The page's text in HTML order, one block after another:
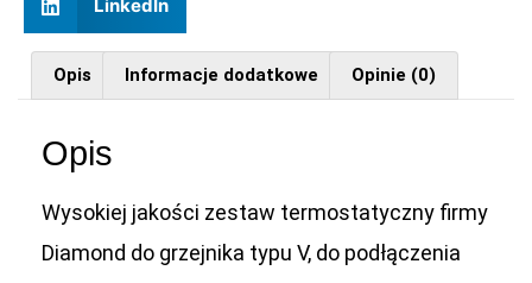
LinkedIn
Opis Informacje dodatkowe Opinie (0)
Opis
Wysokiej jakości zestaw termostatyczny firmy
Diamond do grzejnika typu V, do podłączenia